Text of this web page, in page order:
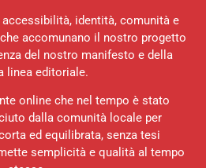
identità, comunità e
accomunano il nostro progetto
del nostro manifesto e della
linea editoriale.
online che nel tempo è stato
dalla comunità locale per
ed equilibrata, senza tesi
semplicità e qualità al tempo